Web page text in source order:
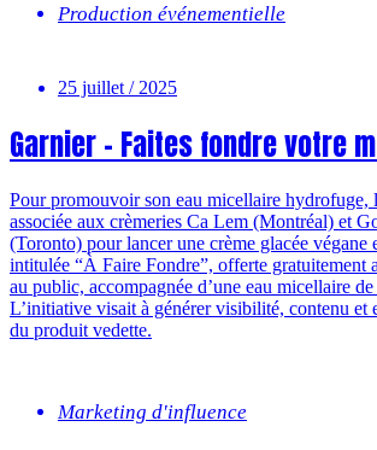
Production événementielle
25 juillet / 2025
Garnier – Faites fondre votre
Pour promouvoir son eau micellaire hydrofuge,
associée aux crèmeries Ca Lem (Montréal) et
(Toronto) pour lancer une crème glacée végane
intitulée “À Faire Fondre”, offerte gratuitement
au public, accompagnée d’une eau micellaire
L’initiative visait à générer visibilité, contenu et
du produit vedette.
Marketing d'influence